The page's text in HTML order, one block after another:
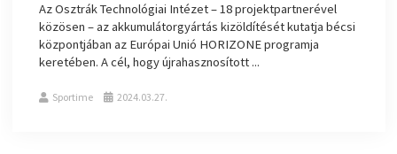
Az Osztrák Technológiai Intézet – 18 projektpartnerével
közösen – az akkumulátorgyártás kizöldítését kutatja bécsi
központjában az Európai Unió HORIZONE programja
keretében. A cél, hogy újrahasznosított ...
Sportime 2024.03.27.